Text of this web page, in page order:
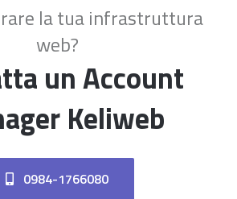
la tua infrastruttura
web?
un Account
Keliweb
0984-1766080